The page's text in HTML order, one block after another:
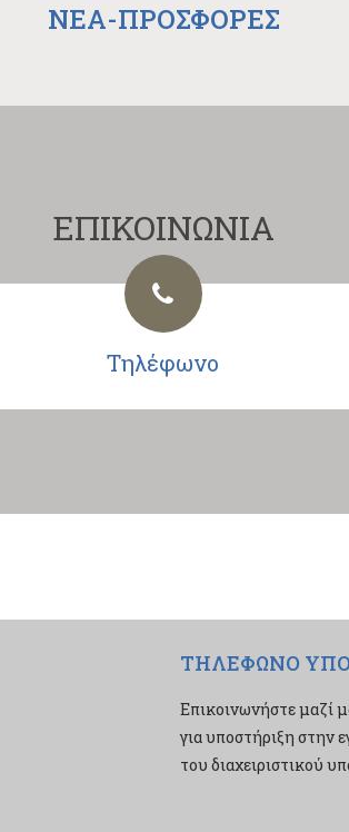
NEA-ΠΡΟΣΦΟΡΕΣ
ΕΠΙΚΟΙΝΩΝΙΑ
Τηλέφωνο
ΤΗΛΕΦΩΝΟ
Επικοινωνήστε μαζί
για υποστήριξη στην
του διαχειριστικού